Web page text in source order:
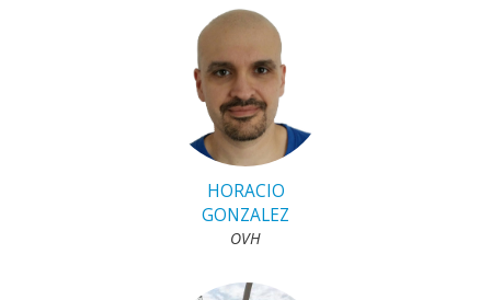
HORACIO
GONZALEZ
OVH